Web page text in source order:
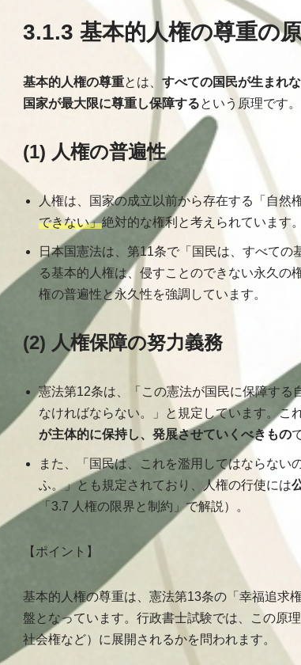
3.1.3 基本的人権の尊重の
基本的人権の尊重とは、 すべての国民が生まれ
国家が最大限に尊重し保障するという原理です。
(1) 人権の普遍性
人権は、国家の成立以前から存在する「自然
できない」絶対的な権利と考えられています。
日本国憲法は、第11条で「国民は、すべて
る基本的人権は、侵すことのできない永久の
権の普遍性と永久性を強調しています。
(2) 人権保障の努力義務
憲法第12条は、「この憲法が国民に保障する
なければならない。」と規定しています。こ
が主体的に保持し、発展させていくべきもの
また、「国民は、これを濫用してはならない
ふ。」とも規定されており、人権の行使には
「3.7 人権の限界と制約」で解説）。
【ポイント】
基本的人権の尊重は、憲法第13条の「幸福追求
盤となっています。行政書士試験では、この原
社会権など）に展開されるかを問われます。